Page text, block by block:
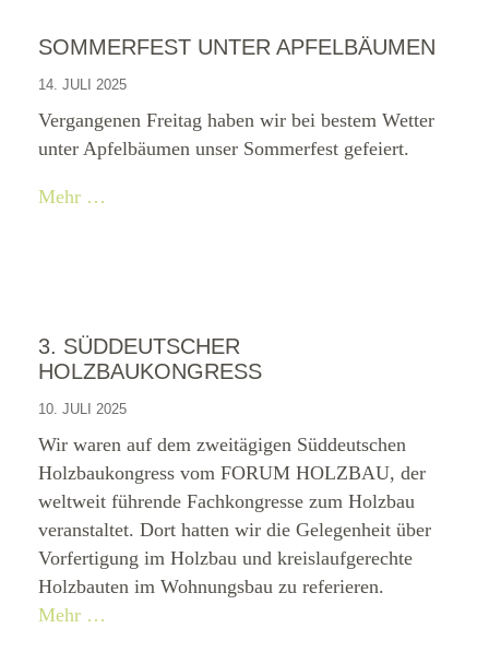
SOMMERFEST UNTER APFELBÄUMEN
14. JULI 2025
Vergangenen Freitag haben wir bei bestem Wetter
unter Apfelbäumen unser Sommerfest gefeiert.
Mehr …
3. SÜDDEUTSCHER
HOLZBAUKONGRESS
10. JULI 2025
Wir waren auf dem zweitägigen Süddeutschen
Holzbaukongress vom FORUM HOLZBAU, der
weltweit führende Fachkongresse zum Holzbau
veranstaltet. Dort hatten wir die Gelegenheit über
Vorfertigung im Holzbau und kreislaufgerechte
Holzbauten im Wohnungsbau zu referieren.
Mehr …